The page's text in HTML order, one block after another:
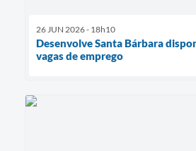
26 JUN 2026 - 18h10
Desenvolve Santa Bárbara
vagas de emprego